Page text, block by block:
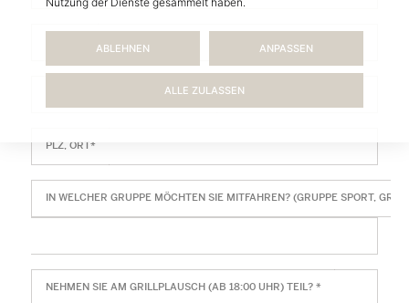
STRASSE, STRASSENNUMMER*
PLZ, ORT*
IN WELCHER GRUPPE MÖCHTEN SIE MITFAHREN? (GRUPPE SPORT,
NEHMEN SIE AM GRILLPLAUSCH (AB 18:00 UHR) TEIL? *
ABLEHNEN ANPASSEN
ALLE ZULASSEN